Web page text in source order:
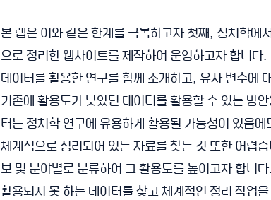
본 랩은 이와 같은 한계를 극복하고자 첫째, 정치학에
으로 정리한 웹사이트를 제작하여 운영하고자 합니
데이터를 활용한 연구를 함께 소개하고, 유사 변수에
기존에 활용도가 낮았던 데이터를 활용할 수 있는 방
터는 정치학 연구에 유용하게 활용될 가능성이 있음
체계적으로 정리되어 있는 자료를 찾는 것 또한 어렵
보 및 분야별로 분류하여 그 활용도를 높이고자 합니
활용되지 못 하는 데이터를 찾고 체계적인 정리 작업